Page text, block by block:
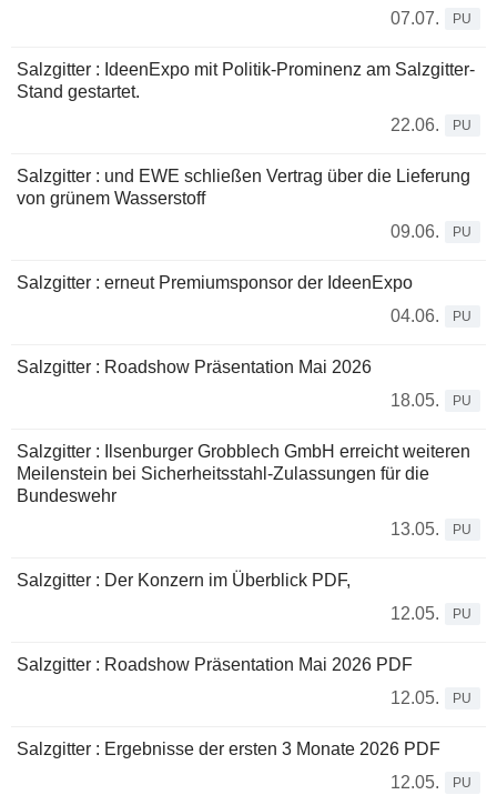
07.07.
PU
Salzgitter : IdeenExpo mit Politik-Prominenz am Salzgitter-
Stand gestartet.
22.06.
PU
Salzgitter : und EWE schließen Vertrag über die Lieferung
von grünem Wasserstoff
09.06.
PU
Salzgitter : erneut Premiumsponsor der IdeenExpo
04.06.
PU
Salzgitter : Roadshow Präsentation Mai 2026
18.05.
PU
Salzgitter : Ilsenburger Grobblech GmbH erreicht weiteren
Meilenstein bei Sicherheitsstahl-Zulassungen für die
Bundeswehr
13.05.
PU
Salzgitter : Der Konzern im Überblick PDF,
12.05.
PU
Salzgitter : Roadshow Präsentation Mai 2026 PDF
12.05.
PU
Salzgitter : Ergebnisse der ersten 3 Monate 2026 PDF
12.05.
PU